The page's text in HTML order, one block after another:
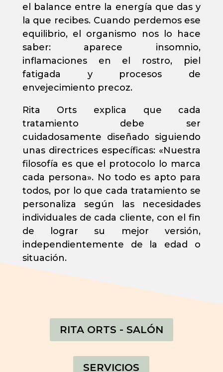
el balance entre la energía que das y
la que recibes. Cuando perdemos ese
equilibrio, el organismo nos lo hace
saber: aparece insomnio,
inflamaciones en el rostro, piel
fatigada y procesos de
envejecimiento precoz.
Rita Orts explica que cada
tratamiento debe ser
cuidadosamente diseñado siguiendo
unas directrices específicas: «Nuestra
filosofía es que el protocolo lo marca
cada persona». No todo es apto para
todos, por lo que cada tratamiento se
personaliza según las necesidades
individuales de cada cliente, con el fin
de lograr su mejor versión,
independientemente de la edad o
situación.
RITA ORTS - SALÓN
SERVICIOS